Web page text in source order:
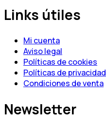
Links útiles
Mi cuenta
Aviso legal
Políticas de cookies
Políticas de privacidad
Condiciones de venta
Newsletter